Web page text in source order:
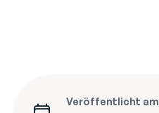
Veröffentlicht am